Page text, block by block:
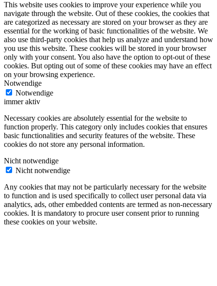
This website uses cookies to improve your experience while you
navigate through the website. Out of these cookies, the cookies that
are categorized as necessary are stored on your browser as they are
essential for the working of basic functionalities of the website. We
also use third-party cookies that help us analyze and understand how
you use this website. These cookies will be stored in your browser
only with your consent. You also have the option to opt-out of these
cookies. But opting out of some of these cookies may have an effect
on your browsing experience.
Notwendige
Notwendige
immer aktiv
Necessary cookies are absolutely essential for the website to
function properly. This category only includes cookies that ensures
basic functionalities and security features of the website. These
cookies do not store any personal information.
Nicht notwendige
Nicht notwendige
Any cookies that may not be particularly necessary for the website
to function and is used specifically to collect user personal data via
analytics, ads, other embedded contents are termed as non-necessary
cookies. It is mandatory to procure user consent prior to running
these cookies on your website.